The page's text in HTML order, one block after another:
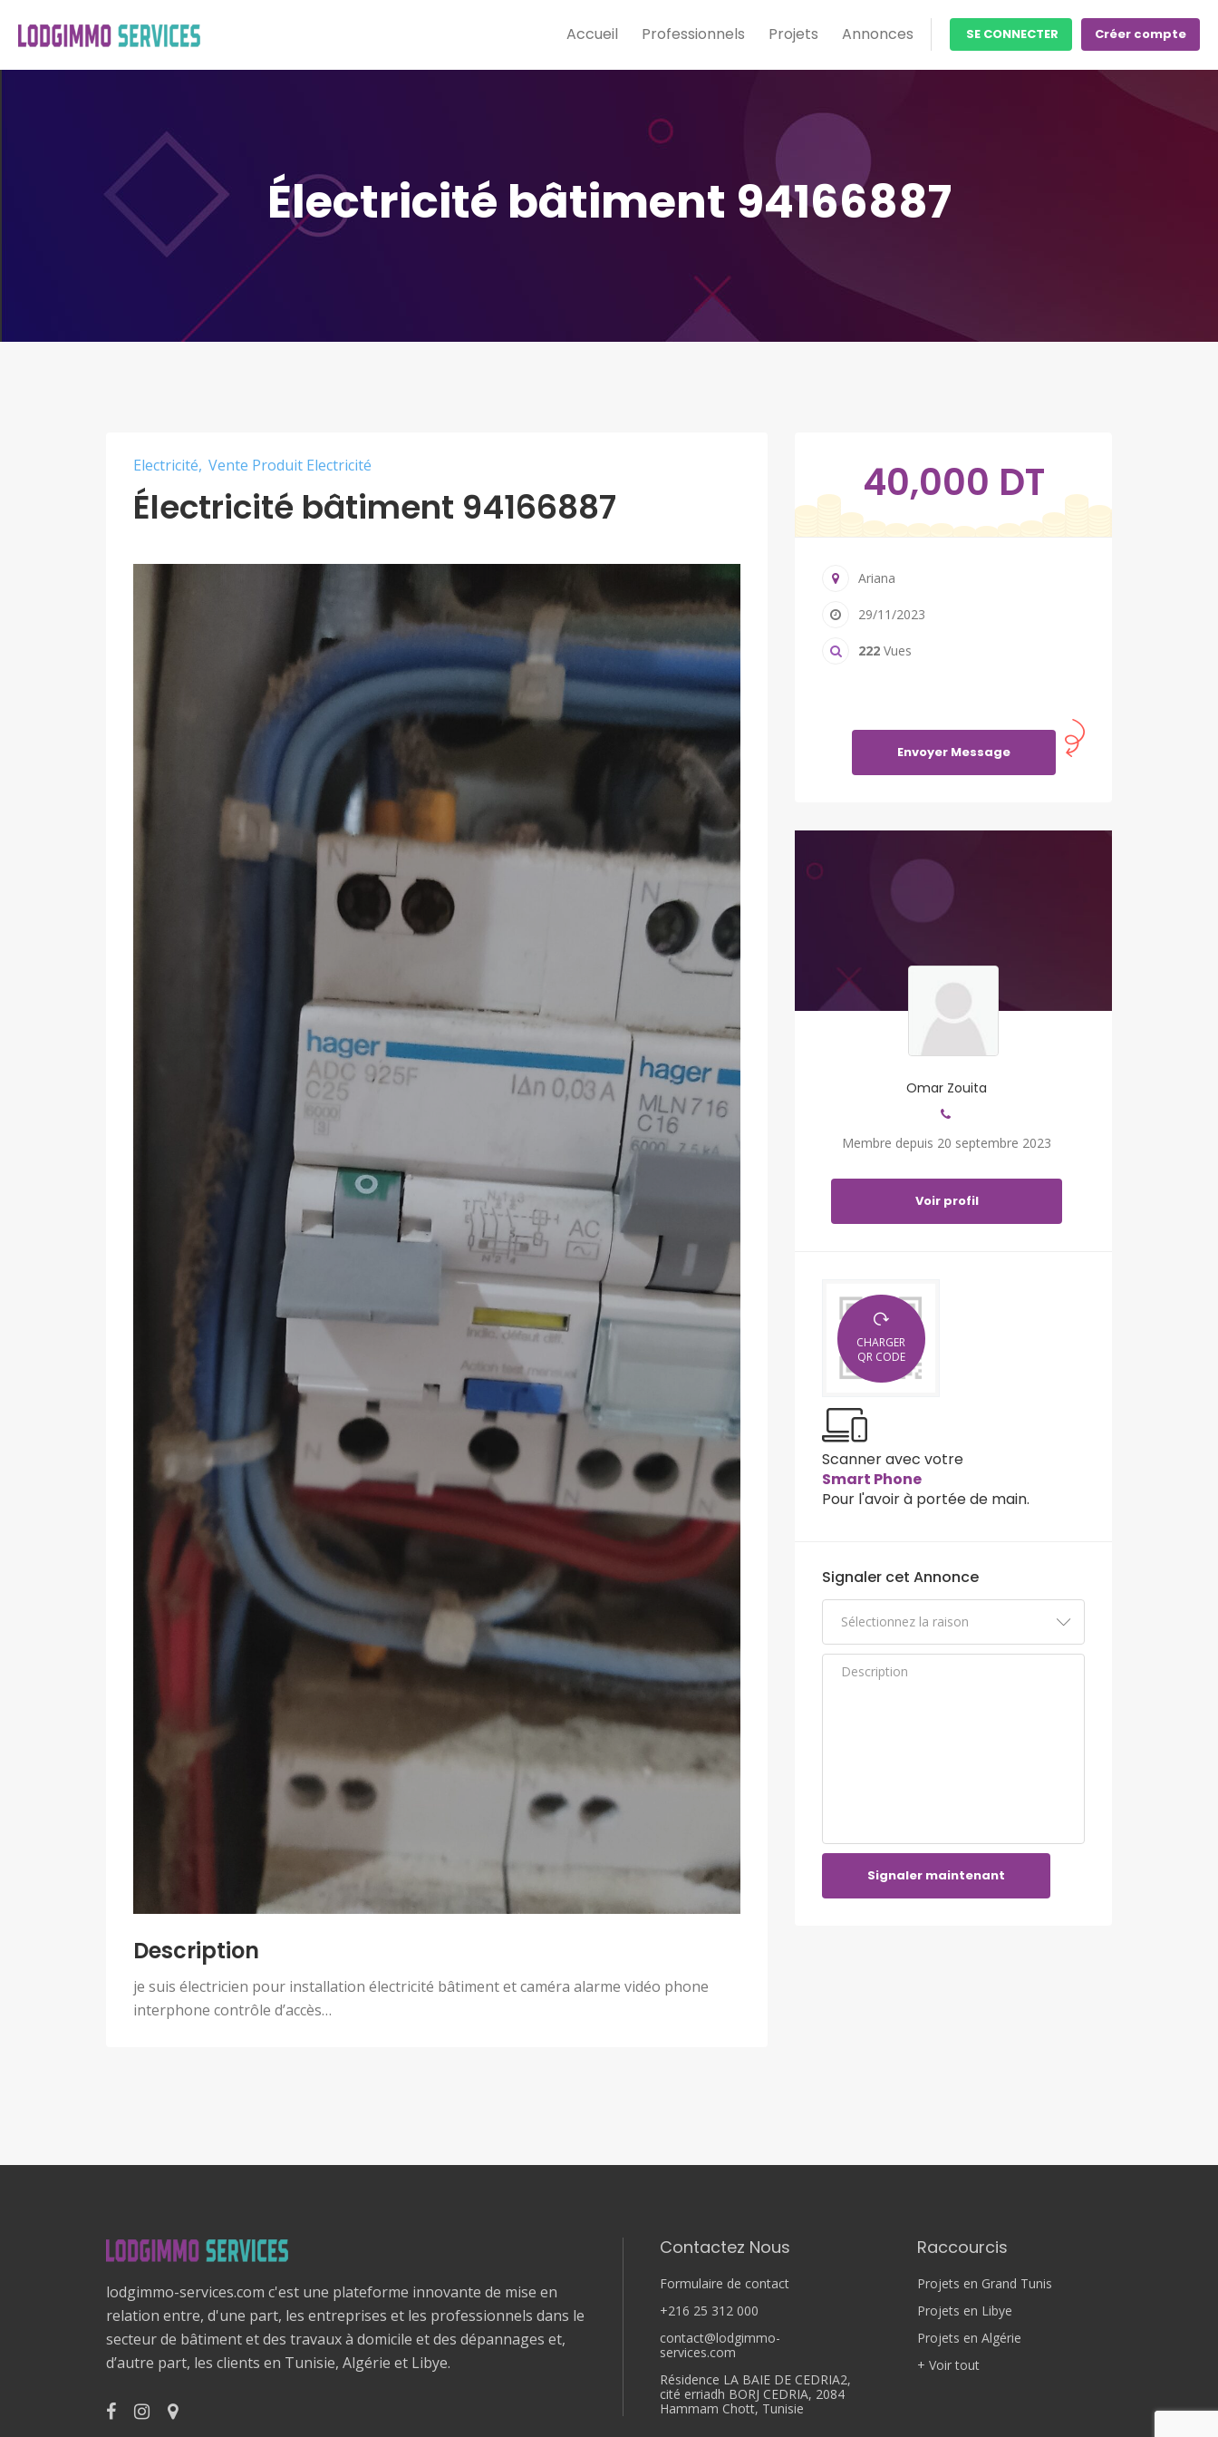
Accueil Professionnels Projets Annonces SE CONNECTER Créer compte
Électricité bâtiment 94166887
Electricité Vente Produit Electricité
Électricité bâtiment 94166887
Description
je suis électricien pour installation électricité bâtiment et caméra alarme vidéo phone
interphone contrôle d’accès…
40,000 DT
Ariana
29/11/2023
222 Vues
Envoyer Message
Omar Zouita
Membre depuis 20 septembre 2023
Voir profil
CHARGER
QR CODE
Scanner avec votre
Smart Phone
Pour l'avoir à portée de main.
Signaler cet Annonce
Signaler maintenant
lodgimmo-services.com c'est une plateforme innovante de mise en
relation entre, d'une part, les entreprises et les professionnels dans le
secteur de bâtiment et des travaux à domicile et des dépannages et,
d’autre part, les clients en Tunisie, Algérie et Libye.
Contactez Nous
Formulaire de contact
+216 25 312 000
contact@lodgimmo-
services.com
Résidence LA BAIE DE CEDRIA2,
cité erriadh BORJ CEDRIA, 2084
Hammam Chott, Tunisie
Raccourcis
Projets en Grand Tunis
Projets en Libye
Projets en Algérie
+ Voir tout